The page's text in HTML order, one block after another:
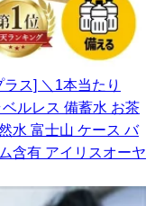
ス] ＼1本当たり
ルレス 備蓄水 お茶
水 富士山 ケース バ
含有 アイリスオーヤ